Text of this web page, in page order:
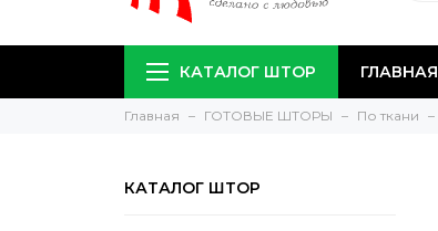
КАТАЛОГ ШТОР ГЛАВНАЯ
Главная ГОТОВЫЕ ШТОРЫ По ткани
КАТАЛОГ ШТОР